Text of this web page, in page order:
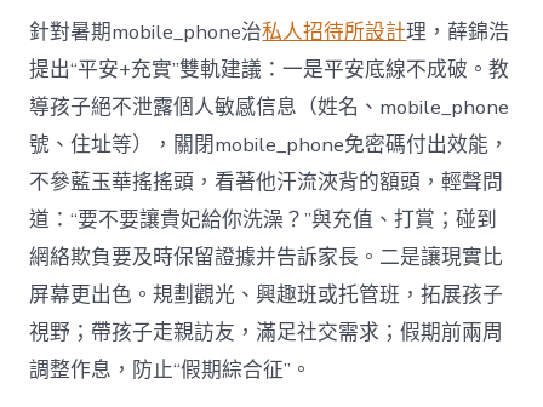
針對暑期mobile_phone治私人招待所設計理，薛錦浩
提出“平安+充實”雙軌建議：一是平安底線不成破。教
導孩子絕不泄露個人敏感信息（姓名、mobile_phone
號、住址等），關閉mobile_phone免密碼付出效能，
不參藍玉華搖搖頭，看著他汗流浹背的額頭，輕聲問
道：“要不要讓貴妃給你洗澡？”與充值、打賞；碰到
網絡欺負要及時保留證據并告訴家長。二是讓現實比
屏幕更出色。規劃觀光、興趣班或托管班，拓展孩子
視野；帶孩子走親訪友，滿足社交需求；假期前兩周
調整作息，防止“假期綜合征”。